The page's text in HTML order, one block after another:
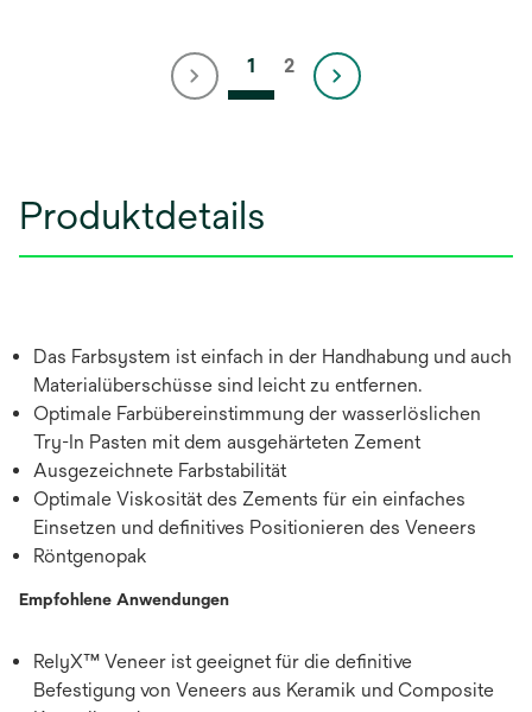
1 2
Produktdetails
Das Farbsystem ist einfach in der Handhabung und auch
Materialüberschüsse sind leicht zu entfernen.
Optimale Farbübereinstimmung der wasserlöslichen
Try-In Pasten mit dem ausgehärteten Zement
Ausgezeichnete Farbstabilität
Optimale Viskosität des Zements für ein einfaches
Einsetzen und definitives Positionieren des Veneers
Röntgenopak
Empfohlene Anwendungen
RelyX™ Veneer ist geeignet für die definitive
Befestigung von Veneers aus Keramik und Composite